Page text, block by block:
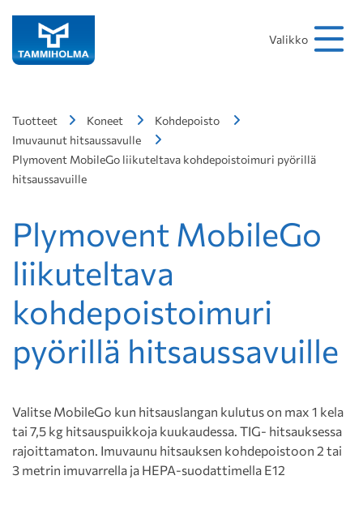
Valikko
Tuotteet Koneet
Kohdepoisto
Imuvaunut hitsaussavulle
Plymovent MobileGo liikuteltava kohdepoistoimuri pyörillä
hitsaussavuille
Plymovent MobileGo
liikuteltava
kohdepoistoimuri
pyörillä hitsaussavuille
Valitse MobileGo kun hitsauslangan kulutus on max 1 kela
tai 7,5 kg hitsauspuikkoja kuukaudessa. TIG- hitsauksessa
rajoittamaton. Imuvaunu hitsauksen kohdepoistoon 2 tai
3 metrin imuvarrella ja HEPA-suodattimella E12